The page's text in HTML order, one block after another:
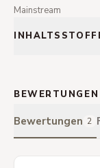
Mainstream
Bewertungen 2